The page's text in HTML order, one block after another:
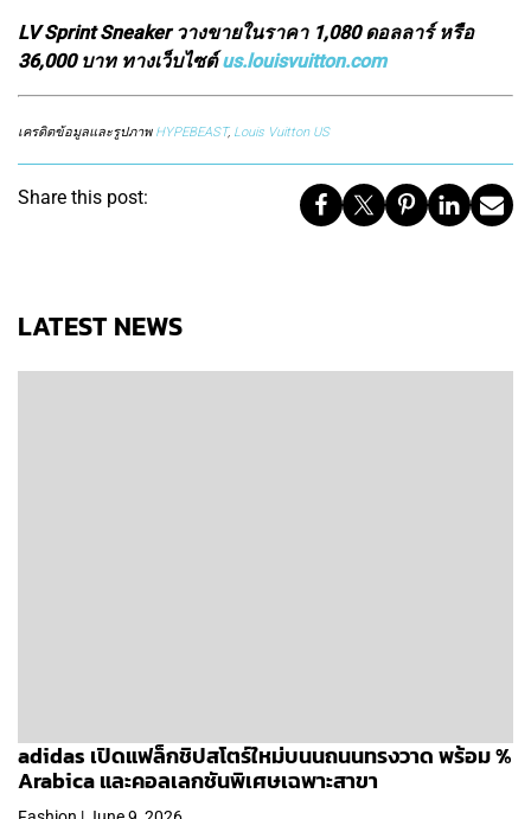
LV Sprint Sneaker วางขายในราคา 1,080 ดอลลาร์ หรือ
36,000 บาท ทางเว็บไซต์us.louisvuitton.com
เครดิตข้อมูลและรูปภาพ HYPEBEAST, Louis Vuitton US
Share this post:
LATEST NEWS
adidas เปิดแฟล็กชิปสโตร์ใหม่บนนถนนทรงวาด พร้อม %
Arabica และคอลเลกชันพิเศษเฉพาะสาขา